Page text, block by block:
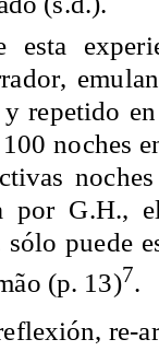
repetido
noches
por G.H.,
puede
(p. 13)7.
re-